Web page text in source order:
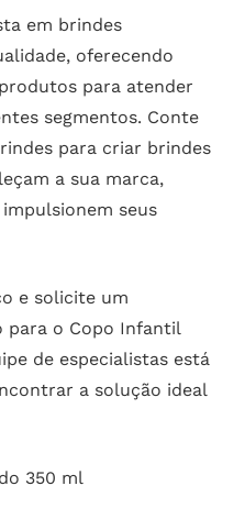
em brindes
oferecendo
para atender
segmentos. Conte
para criar brindes
a sua marca,
seus
e solicite um
para o Copo Infantil
de especialistas está
a solução ideal
350 ml